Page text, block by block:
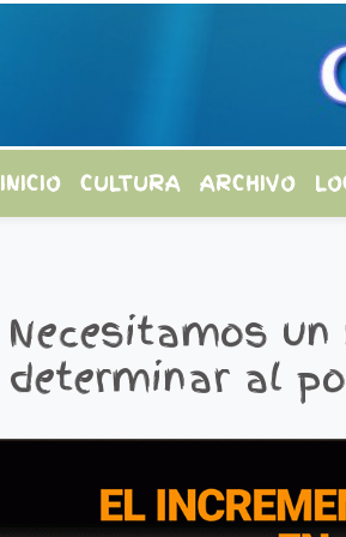
INICIO CULTURA ARCHIVO
Necesitamos
determinar al